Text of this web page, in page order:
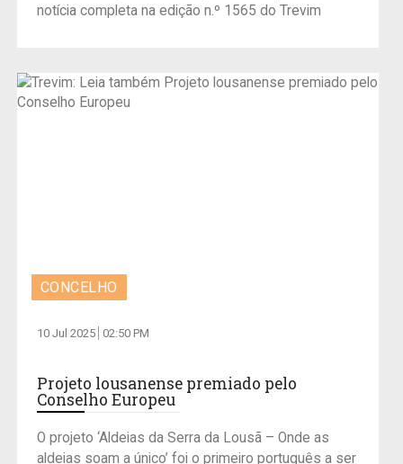
notícia completa na edição n.º 1565 do Trevim
CONCELHO
10 Jul 2025 02:50 PM
Projeto lousanense premiado pelo
Conselho Europeu
O projeto ‘Aldeias da Serra da Lousã – Onde as
aldeias soam a único’ foi o primeiro português a ser